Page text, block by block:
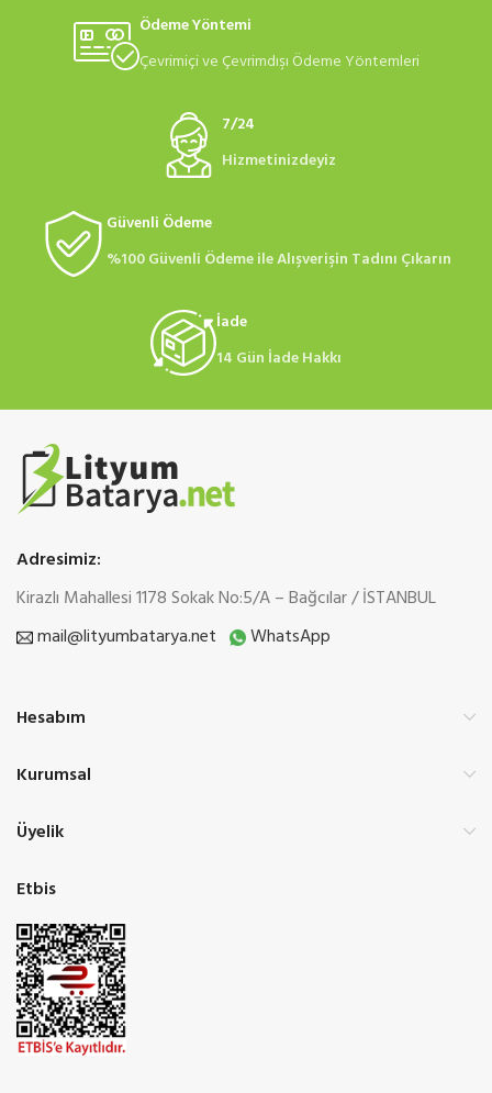
Ödeme Yöntemi
Çevrimiçi ve Çevrimdışı Ödeme Yöntemleri
7/24
Hizmetinizdeyiz
Güvenli Ödeme
%100 Güvenli Ödeme ile Alışverişin Tadını Çıkarın
İade
14 Gün İade Hakkı
Adresimiz:
Kirazlı Mahallesi 1178 Sokak No:5/A – Bağcılar / İSTANBUL
mail@lityumbatarya.net
WhatsApp
Hesabım
Kurumsal
Üyelik
Etbis